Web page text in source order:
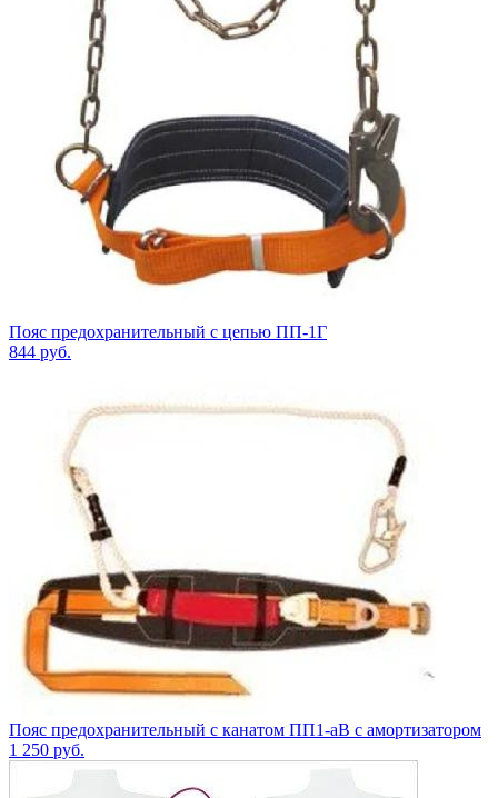
Пояс предохранительный с цепью ПП-1Г
844 руб.
Пояс предохранительный с канатом ПП1-аВ с амортизатором
1 250 руб.